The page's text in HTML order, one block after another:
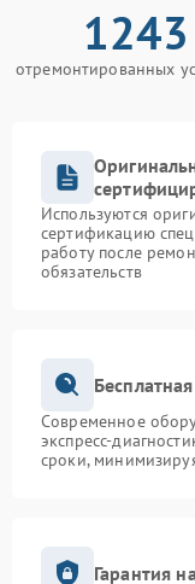
1243
отремонтированных
Используются
сертификацию
работу после
обязательств
Современное
экспресс-
сроки,
Гарантия